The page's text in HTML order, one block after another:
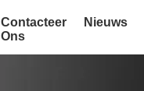
Contacteer
Ons
Nieuws